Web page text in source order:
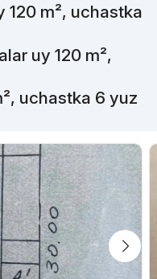
m², uchastka
uy 120 m²,
uchastka 6 yuz